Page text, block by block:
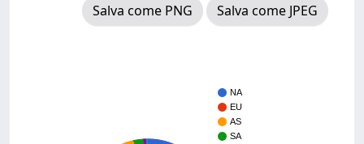
Salva come PNG
Salva come JPEG
NA
EU
AS
SA